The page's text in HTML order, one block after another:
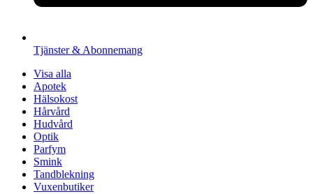
Tjänster & Abonnemang
Visa alla
Apotek
Hälsokost
Hårvård
Hudvård
Optik
Parfym
Smink
Tandblekning
Vuxenbutiker